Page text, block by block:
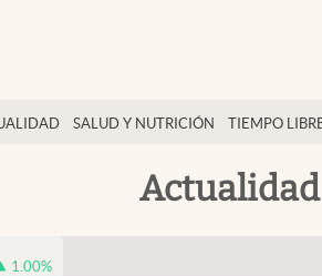
SALUD Y NUTRICIÓN TIEMPO
Actualidad
1.00%